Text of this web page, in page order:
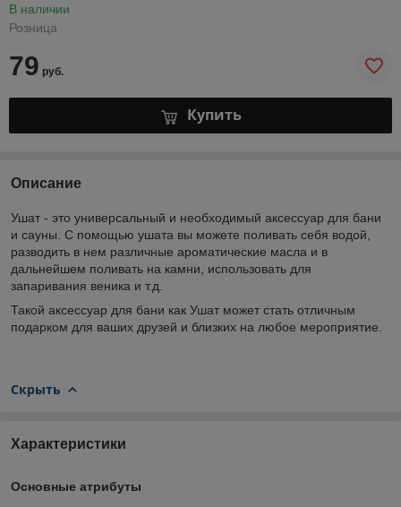
В наличии
Розница
79 руб.
Купить
Описание
Ушат - это универсальный и необходимый аксессуар для бани
и сауны. С помощью ушата вы можете поливать себя водой,
разводить в нем различные ароматические масла и в
дальнейшем поливать на камни, использовать для
запаривания веника и т.д.
Такой аксессуар для бани как Ушат может стать отличным
подарком для ваших друзей и близких на любое мероприятие.
Скрыть
Характеристики
Основные атрибуты